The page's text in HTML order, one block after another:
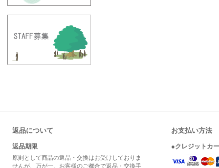
返品について
返品期限
原則として商品の返品・交換はお受けしておりま
せんが、万が一、お客様のご都合で返品・交換手
お支払い方法
●クレジットカ